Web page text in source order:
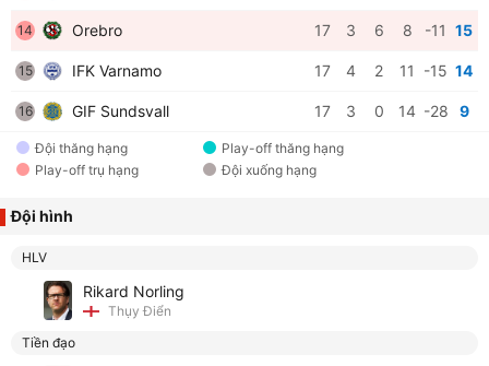
14 Orebro 17 3 6 8 -11 15
15 IFK Varnamo 17 4 2 11 -15 14
16 GIF Sundsvall 17 3 0 14 -28 9
Đội thăng hạng
Play-off thăng hạng
Play-off trụ hạng
Đội xuống hạng
Đội hình
HLV
Rikard Norling
Thụy Điển
Tiền đạo